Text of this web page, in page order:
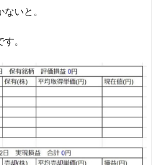
いと。
。